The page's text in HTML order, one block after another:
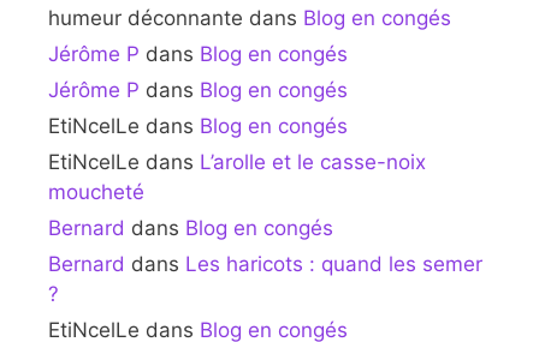
humeur déconnante dans Blog en congés
Jérôme P dans Blog en congés
Jérôme P dans Blog en congés
EtiNcelLe dans Blog en congés
EtiNcelLe dans L’arolle et le casse-noix
moucheté
Bernard dans Blog en congés
Bernard dans Les haricots : quand les semer
?
EtiNcelLe dans Blog en congés